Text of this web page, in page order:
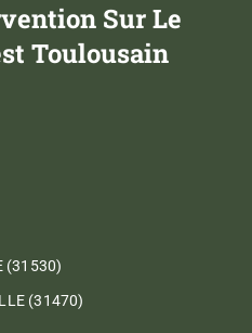
Sur Le
Toulousain
(31530)
(31470)